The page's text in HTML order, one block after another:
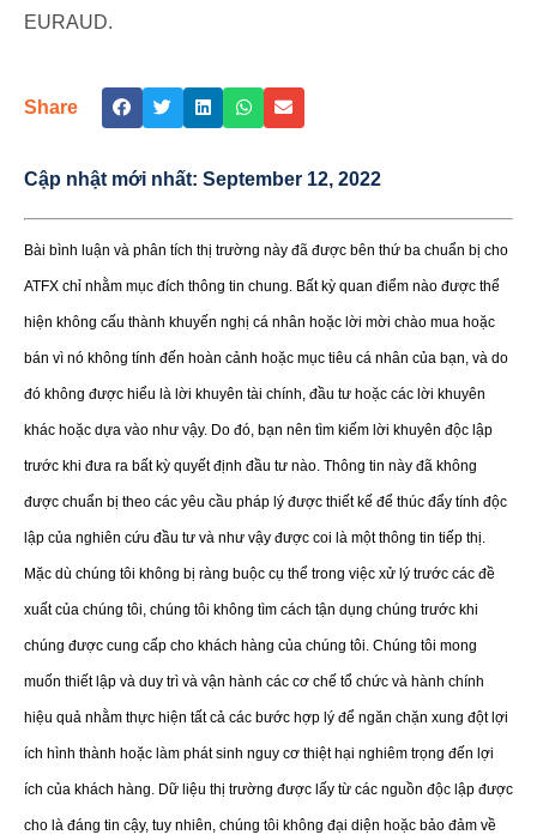
EURAUD.
Share
Cập nhật mới nhất: September 12, 2022
Bài bình luận và phân tích thị trường này đã được bên thứ ba chuẩn bị cho
ATFX chỉ nhằm mục đích thông tin chung. Bất kỳ quan điểm nào được thể
hiện không cấu thành khuyến nghị cá nhân hoặc lời mời chào mua hoặc
bán vì nó không tính đến hoàn cảnh hoặc mục tiêu cá nhân của bạn, và do
đó không được hiểu là lời khuyên tài chính, đầu tư hoặc các lời khuyên
khác hoặc dựa vào như vậy. Do đó, bạn nên tìm kiếm lời khuyên độc lập
trước khi đưa ra bất kỳ quyết định đầu tư nào. Thông tin này đã không
được chuẩn bị theo các yêu cầu pháp lý được thiết kế để thúc đẩy tính độc
lập của nghiên cứu đầu tư và như vậy được coi là một thông tin tiếp thị.
Mặc dù chúng tôi không bị ràng buộc cụ thể trong việc xử lý trước các đề
xuất của chúng tôi, chúng tôi không tìm cách tận dụng chúng trước khi
chúng được cung cấp cho khách hàng của chúng tôi. Chúng tôi mong
muốn thiết lập và duy trì và vận hành các cơ chế tổ chức và hành chính
hiệu quả nhằm thực hiện tất cả các bước hợp lý để ngăn chặn xung đột lợi
ích hình thành hoặc làm phát sinh nguy cơ thiệt hại nghiêm trọng đến lợi
ích của khách hàng. Dữ liệu thị trường được lấy từ các nguồn độc lập được
cho là đáng tin cậy, tuy nhiên, chúng tôi không đại diện hoặc bảo đảm về